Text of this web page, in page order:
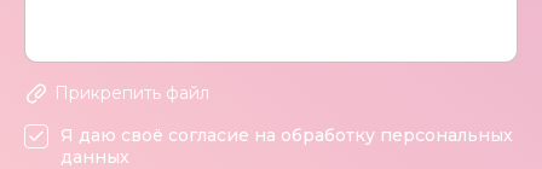
Прикрепить файл
Я даю своё согласие на обработку персональных
данных